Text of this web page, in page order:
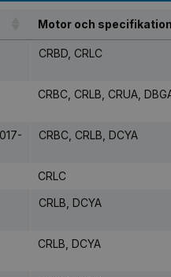
Motor och
CRBD, CRLC
CRBC, CRLB, CRUA,
CRBC, CRLB, DCYA
CRLC
CRLB, DCYA
CRLB, DCYA